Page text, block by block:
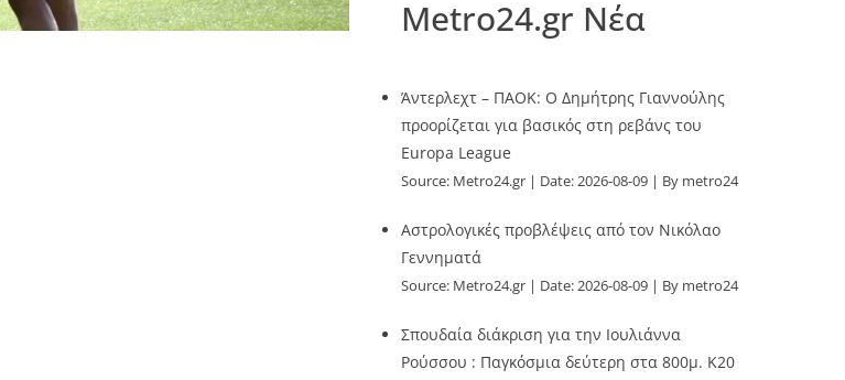
Metro24.gr Νέα
Άντερλεχτ – ΠΑΟΚ: Ο Δημήτρης Γιαννούλης
προορίζεται για βασικός στη ρεβάνς του
Europa League
Source: Metro24.gr Date: 2026-08-09 By metro24
Αστρολογικές προβλέψεις από τον Νικόλαο
Γεννηματά
Source: Metro24.gr Date: 2026-08-09 By metro24
Σπουδαία διάκριση για την Ιουλιάννα
Ρούσσου : Παγκόσμια δεύτερη στα 800μ. Κ20